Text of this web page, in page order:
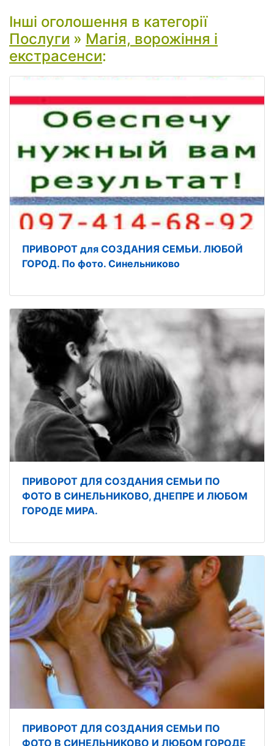
Інші оголошення в категорії
Послуги » Магія, ворожіння і
екстрасенси:
ПРИВОРОТ для СОЗДАНИЯ СЕМЬИ. ЛЮБОЙ
ГОРОД. По фото. Синельниково
ПРИВОРОТ ДЛЯ СОЗДАНИЯ СЕМЬИ ПО
ФОТО В СИНЕЛЬНИКОВО, ДНЕПРЕ И ЛЮБОМ
ГОРОДЕ МИРА.
ПРИВОРОТ ДЛЯ СОЗДАНИЯ СЕМЬИ ПО
ФОТО В СИНЕЛЬНИКОВО И ЛЮБОМ ГОРОДЕ